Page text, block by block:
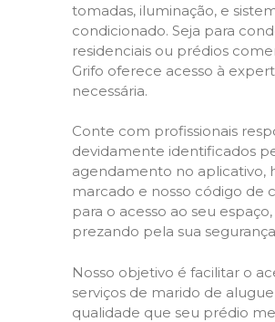
tomadas, iluminação, e
condicionado. Seja para
residenciais ou prédios
Grifo oferece acesso à
necessária.
Conte com profissionais
devidamente identificados
agendamento no aplicativo,
marcado e nosso código de
para o acesso ao seu espaço,
prezando pela sua
Nosso objetivo é facilitar o
serviços de marido de
qualidade que seu prédio